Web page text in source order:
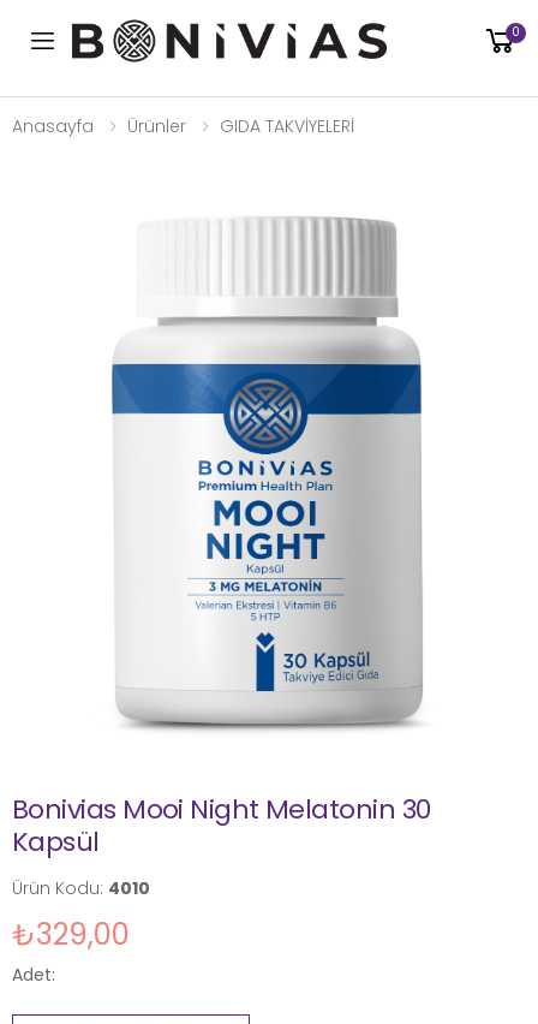
Toggle mobile menu
0
Anasayfa Ürünler GIDA TAKVİYELERİ
Bonivias Mooi Night Melatonin 30
Kapsül
Ürün Kodu: 4010
₺329,00
Adet: